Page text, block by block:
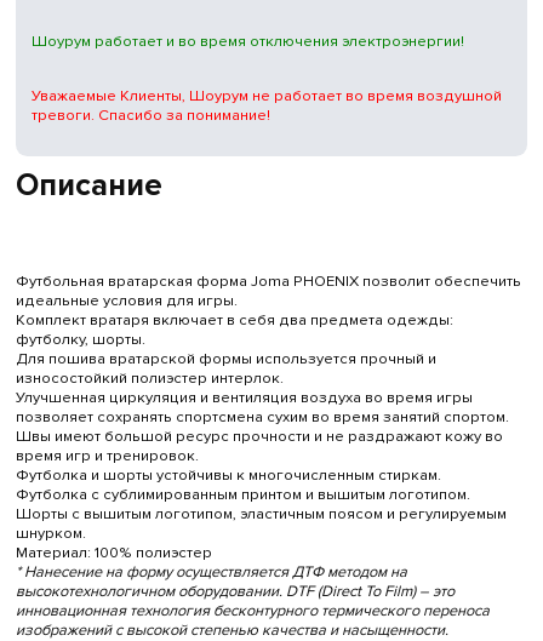
Описание
Футбольная вратарская форма Joma PHOENIX позволит обеспечить
идеальные условия для игры.
Комплект вратаря включает в себя два предмета одежды:
футболку, шорты.
Для пошива вратарской формы используется прочный и
износостойкий полиэстер интерлок.
Улучшенная циркуляция и вентиляция воздуха во время игры
позволяет сохранять спортсмена сухим во время занятий спортом.
Швы имеют большой ресурс прочности и не раздражают кожу во
время игр и тренировок.
Футболка и шорты устойчивы к многочисленным стиркам.
Футболка с сублимированным принтом и вышитым логотипом.
Шорты с вышитым логотипом, эластичным поясом и регулируемым
шнурком.
Материал: 100% полиэстер
* Нанесение на форму осуществляется ДТФ методом на
высокотехнологичном оборудовании. DTF (Direct To Film) – это
инновационная технология бесконтурного термического переноса
изображений с высокой степенью качества и насыщенности.
Шоурум работает и во время отключения электроэнергии!
Уважаемые Клиенты, Шоурум не работает во время воздушной
тревоги. Спасибо за понимание!